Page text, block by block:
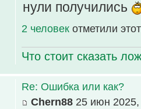
нули получились
2 человек отметили
Что стоит сказать
Re: Ошибка или как?
Chern88 25 июн